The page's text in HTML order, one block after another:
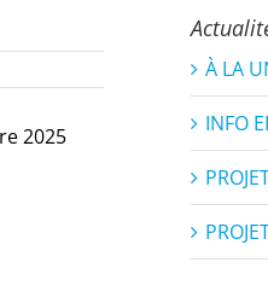
2025
À LA
INFO